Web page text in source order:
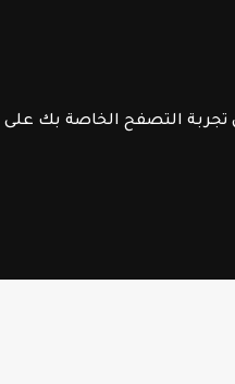
التصفح الخاصة بك